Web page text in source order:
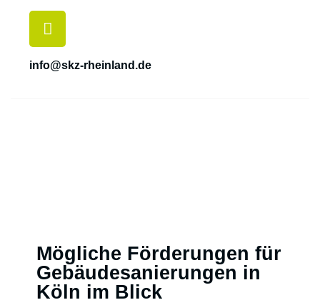
info@skz-rheinland.de
Mögliche Förderungen für
Gebäudesanierungen in
Köln im Blick